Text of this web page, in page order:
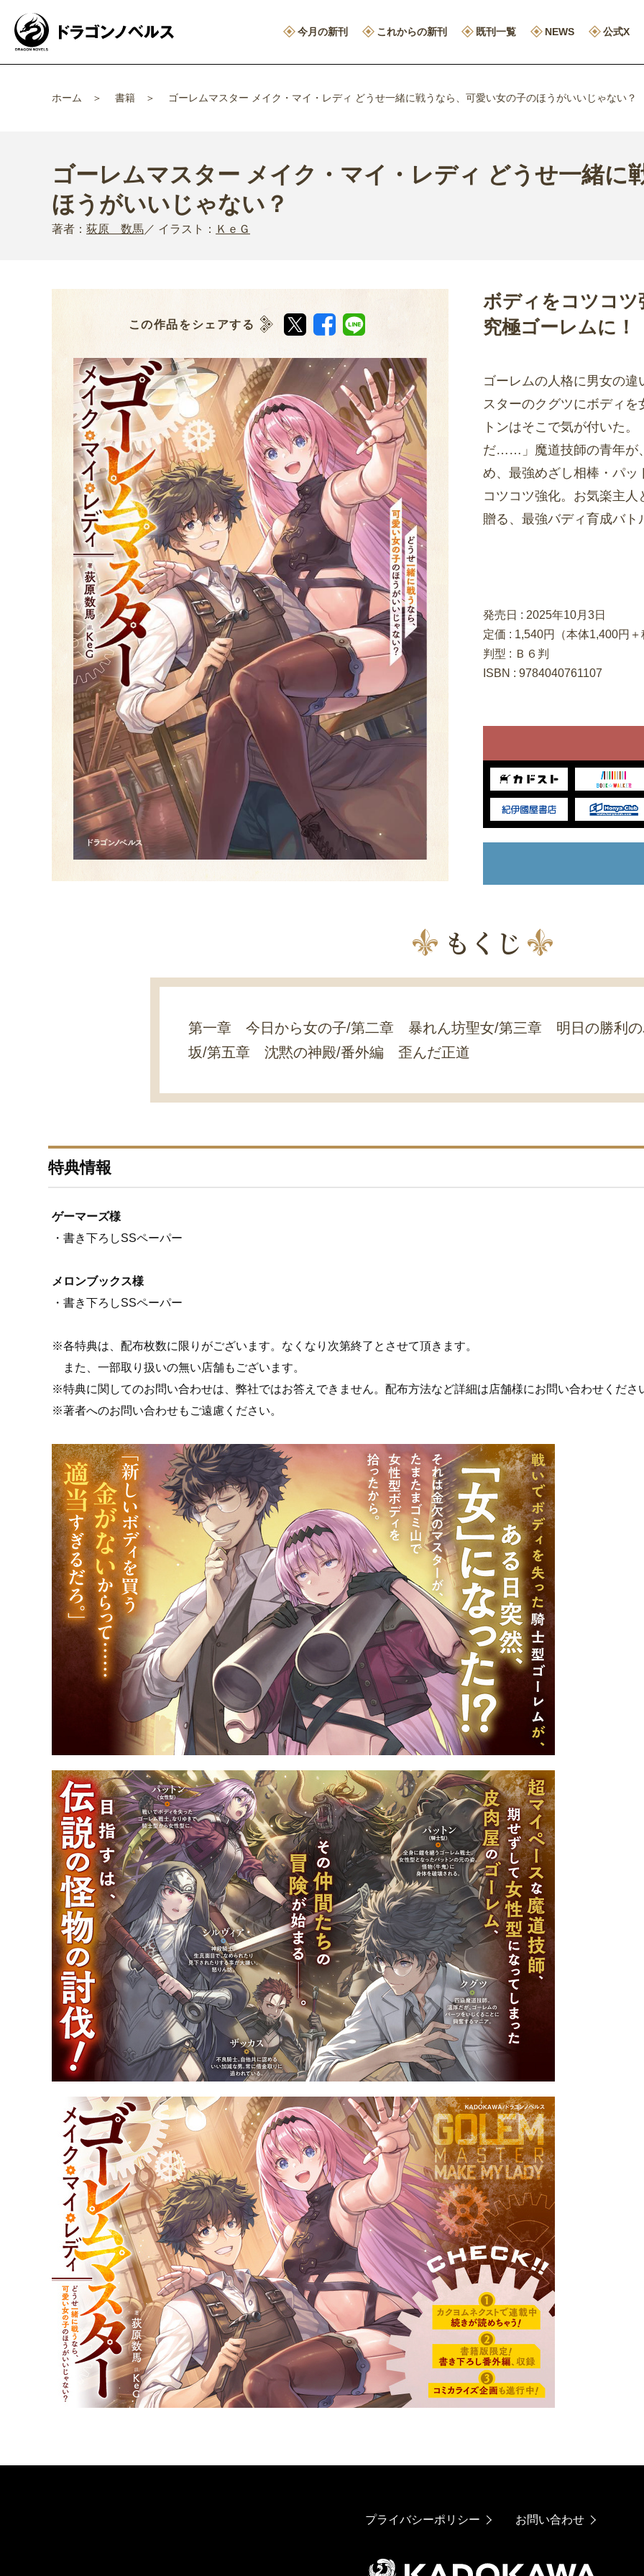
今月の新刊 これからの新刊 既刊一覧 NEWS 公式X
ホーム 書籍 ゴーレムマスター メイク・マイ・レディ どうせ一緒に戦うなら、可愛い女の子のほうがいいじゃない？
ゴーレムマスター メイク・マイ・レディ どうせ一緒に
ほうがいいじゃない？
著者： 荻原 数馬 イラスト： ＫｅＧ
この作品をシェアする
ボディをコツコツ
究極ゴーレムに！
ゴーレムの人格に男女の
スターのクグツにボディ
トンはそこで気が付いた
だ……」魔道技師の青年が
め、最強めざし相棒・パ
コツコツ強化。お気楽主
贈る、最強バディ育成バト
発売日 : 2025年10月3日
定価 : 1,540円（本体1,400円＋
判型 : Ｂ６判
ISBN : 9784040761107
もくじ
第一章 今日から女の子/第二章 暴れん坊聖女/第三章 明日の勝利
坂/第五章 沈黙の神殿/番外編 歪んだ正道
特典情報
ゲーマーズ様
・書き下ろしSSペーパー
メロンブックス様
・書き下ろしSSペーパー
※各特典は、配布枚数に限りがございます。なくなり次第終了とさせて頂きます。
また、一部取り扱いの無い店舗もございます。
※特典に関してのお問い合わせは、弊社ではお答えできません。配布方法など詳細は店舗様にお問い合わせくださ
※著者へのお問い合わせもご遠慮ください。
プライバシーポリシー お問い合わせ